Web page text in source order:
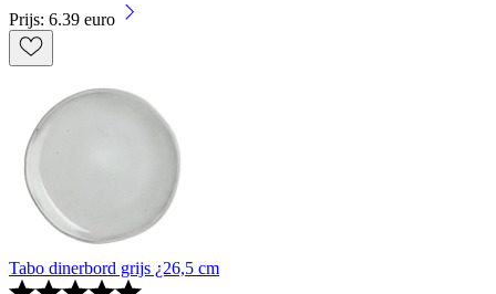
Prijs: 6.39 euro
Tabo dinerbord grijs ¿26,5 cm